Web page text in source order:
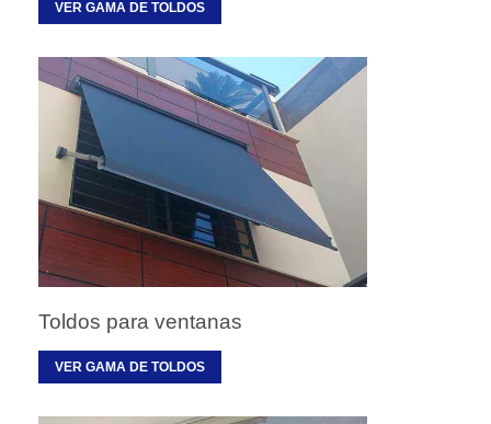
VER GAMA DE TOLDOS
Toldos para ventanas
VER GAMA DE TOLDOS